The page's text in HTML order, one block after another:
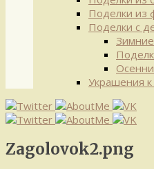
Поделки из
Поделки с
Украшения
Zagolovok2.png